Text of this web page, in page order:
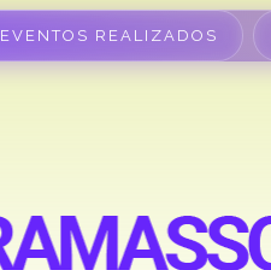
EVENTOS REALIZADOS